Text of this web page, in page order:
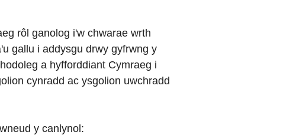
rôl ganolog i'w chwarae wrth
gallu i addysgu drwy gyfrwng y
a hyfforddiant Cymraeg i
cynradd ac ysgolion uwchradd
y canlynol: